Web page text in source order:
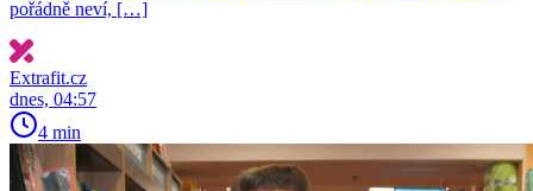
pořádně neví, […]
Extrafit.cz
dnes, 04:57
4 min